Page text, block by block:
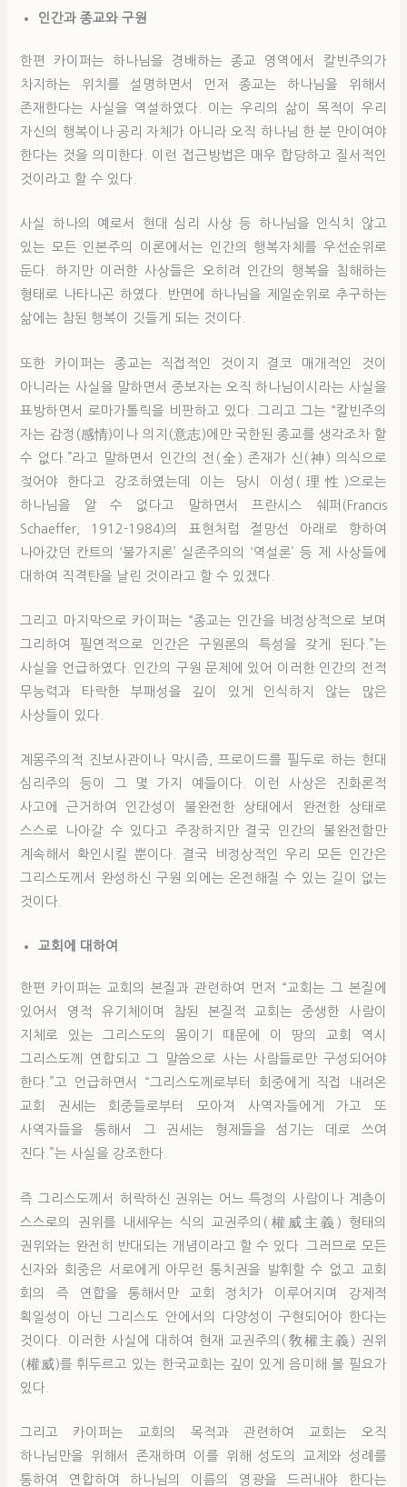
인간과 종교와 구원
한편 카이퍼는 하나님을 경배하는 종교 영역에서 칼빈주의가
차지하는 위치를 설명하면서 먼저 종교는 하나님을 위해서
존재한다는 사실을 역설하였다. 이는 우리의 삶이 목적이 우리
자신의 행복이나 공리 자체가 아니라 오직 하나님 한 분 만이여야
한다는 것을 의미한다. 이런 접근방법은 매우 합당하고 질서적인
것이라고 할 수 있다.
사실 하나의 예로서 현대 심리 사상 등 하나님을 인식치 않고
있는 모든 인본주의 이론에서는 인간의 행복자체를 우선순위로
둔다. 하지만 이러한 사상들은 오히려 인간의 행복을 침해하는
형태로 나타나곤 하였다. 반면에 하나님을 제일순위로 추구하는
삶에는 참된 행복이 깃들게 되는 것이다.
또한 카이퍼는 종교는 직접적인 것이지 결코 매개적인 것이
아니라는 사실을 말하면서 중보자는 오직 하나님이시라는 사실을
표방하면서 로마가톨릭을 비판하고 있다. 그리고 그는 “칼빈주의
자는 감정(感情)이나 의지(意志)에만 국한된 종교를 생각조차 할
수 없다.”라고 말하면서 인간의 전(全) 존재가 신(神) 의식으로
젖어야 한다고 강조하였는데 이는 당시 이성(理性)으로는
하나님을 알 수 없다고 말하면서 프란시스 쉐퍼(Francis
Schaeffer, 1912-1984)의 표현처럼 절망선 아래로 향하여
나아갔던 칸트의 ‘불가지론’ 실존주의의 ‘역설론’ 등 제 사상들에
대하여 직격탄을 날린 것이라고 할 수 있겠다.
그리고 마지막으로 카이퍼는 “종교는 인간을 비정상적으로 보며
그리하여 필연적으로 인간은 구원론의 특성을 갖게 된다.”는
사실을 언급하였다. 인간의 구원 문제에 있어 이러한 인간의 전적
무능력과 타락한 부패성을 깊이 있게 인식하지 않는 많은
사상들이 있다.
계몽주의적 진보사관이나 막시즘, 프로이드를 필두로 하는 현대
심리주의 등이 그 몇 가지 예들이다. 이런 사상은 진화론적
사고에 근거하여 인간성이 불완전한 상태에서 완전한 상태로
스스로 나아갈 수 있다고 주장하지만 결국 인간의 불완전함만
계속해서 확인시킬 뿐이다. 결국 비정상적인 우리 모든 인간은
그리스도께서 완성하신 구원 외에는 온전해질 수 있는 길이 없는
것이다.
교회에 대하여
한편 카이퍼는 교회의 본질과 관련하여 먼저 “교회는 그 본질에
있어서 영적 유기체이며 참된 본질적 교회는 중생한 사람이
지체로 있는 그리스도의 몸이기 때문에 이 땅의 교회 역시
그리스도께 연합되고 그 말씀으로 사는 사람들로만 구성되어야
한다.”고 언급하면서 “그리스도께로부터 회중에게 직접 내려온
교회 권세는 회중들로부터 모아져 사역자들에게 가고 또
사역자들을 통해서 그 권세는 형제들을 섬기는 데로 쓰여
진다.”는 사실을 강조한다.
즉 그리스도께서 허락하신 권위는 어느 특정의 사람이나 계층이
스스로의 권위를 내세우는 식의 교권주의(權威主義) 형태의
권위와는 완전히 반대되는 개념이라고 할 수 있다. 그러므로 모든
신자와 회중은 서로에게 아무런 통치권을 발휘할 수 없고 교회
회의 즉 연합을 통해서만 교회 정치가 이루어지며 강제적
획일성이 아닌 그리스도 안에서의 다양성이 구현되어야 한다는
것이다. 이러한 사실에 대하여 현재 교권주의(敎權主義) 권위
(權威)를 휘두르고 있는 한국교회는 깊이 있게 음미해 볼 필요가
있다.
그리고 카이퍼는 교회의 목적과 관련하여 교회는 오직
하나님만을 위해서 존재하며 이를 위해 성도의 교제와 성례를
통하여 연합하여 하나님의 이름의 영광을 드러내야 한다는